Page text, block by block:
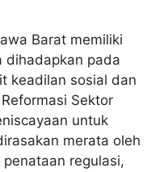
Barat memiliki
dihadapkan pada
keadilan sosial dan
Sektor
untuk
merata oleh
regulasi,